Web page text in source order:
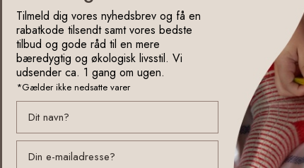
Tilmeld dig vores nyhedsbrev og få en
rabatkode tilsendt samt vores bedste
tilbud og gode råd til en mere
bæredygtig og økologisk livsstil. Vi
udsender ca. 1 gang om ugen.
*Gælder ikke nedsatte varer